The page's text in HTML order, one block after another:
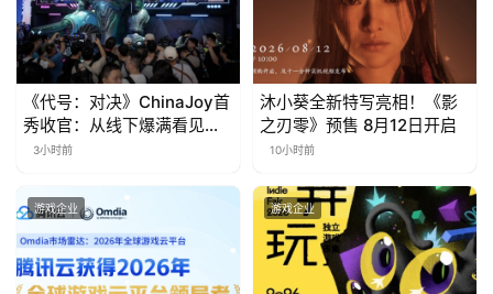
7
月
3
0
游
茶
《代号：对决》ChinaJoy首
秀收官：从线下爆满看见玩
家的真实期待
3小时前
沐小葵全新特写亮相！《影
之刃零》预售 8月12日开启
10小时前
游戏企业 游戏企业